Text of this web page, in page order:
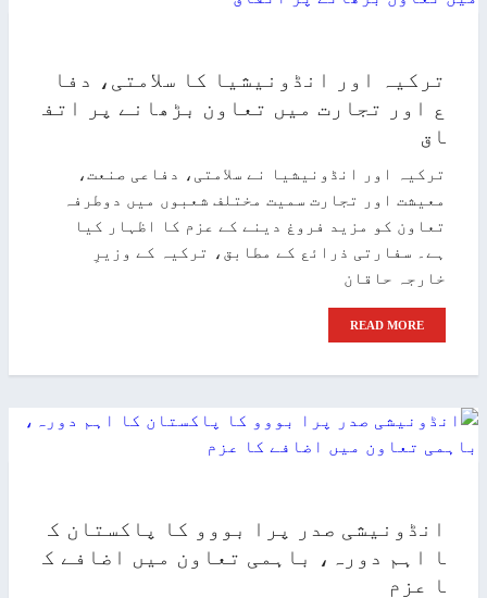
ترکیہ اور انڈونیشیا کا سلامتی، دفا
ع اور تجارت میں تعاون بڑھانے پر اتف
اق
ترکیہ اور انڈونیشیا نے سلامتی، دفاعی صنعت،
معیشت اور تجارت سمیت مختلف شعبوں میں دوطرفہ
تعاون کو مزید فروغ دینے کے عزم کا اظہار کیا
ہے۔ سفارتی ذرائع کے مطابق، ترکیہ کے وزیرِ
خارجہ حاقان
READ MORE
انڈونیشی صدر پرا بووو کا پاکستان ک
ا اہم دورہ، باہمی تعاون میں اضافے ک
ا عزم